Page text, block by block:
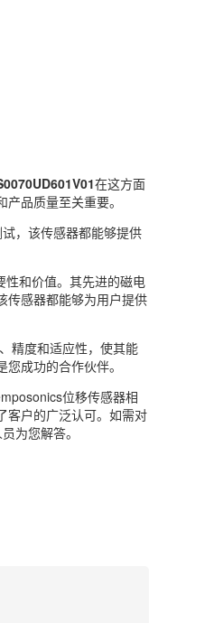
在这方面
品质量至关重要。
，该传感器都能够提供
性和价值。其先进的磁电
传感器都能够为用户提供
精度和适应性，使其能
成功的合作伙伴。
位移传感器相
客户的广泛认可。如需对
为您解答。